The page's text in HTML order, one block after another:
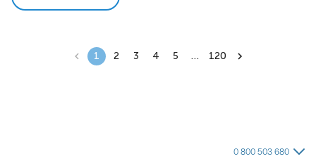
1 2 3 4 5 … 120
0 800 503 680